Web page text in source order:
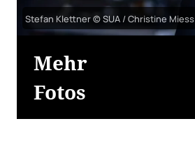
Stefan Klettner © SUA / Christine Miess
Mehr
Fotos